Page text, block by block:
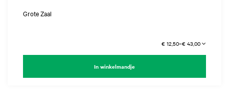
Grote Zaal
€ 12,50–€ 43,00
In winkelmandje